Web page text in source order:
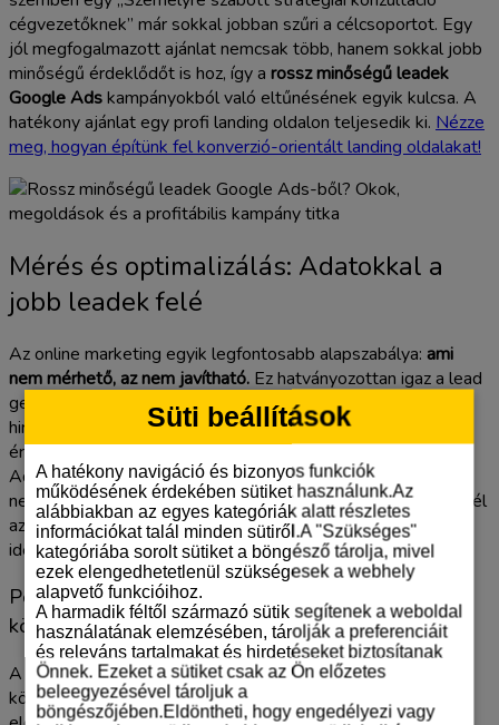
Süti beállítások
A hatékony navigáció és bizonyos funkciók
működésének érdekében sütiket használunk.Az
alábbiakban az egyes kategóriák alatt részletes
információkat talál minden sütiről.A "Szükséges"
kategóriába sorolt sütiket a böngésző tárolja, mivel
ezek elengedhetetlenül szükségesek a webhely
alapvető funkcióihoz.
A harmadik féltől származó sütik segítenek a weboldal
használatának elemzésében, tárolják a preferenciáit
és releváns tartalmakat és hirdetéseket biztosítanak
Önnek. Ezeket a sütiket csak az Ön előzetes
beleegyezésével tároljuk a
böngészőjében.Eldöntheti, hogy engedélyezi vagy
cégvezetőknek” már sokkal jobban szűri a célcsoportot. Egy
jól megfogalmazott ajánlat nemcsak több, hanem sokkal jobb
minőségű érdeklődőt is hoz, így a rossz minőségű leadek
Google Adskampányokból való eltűnésének egyik kulcsa. A
hatékony ajánlat egy profi landing oldalon teljesedik ki. Nézze
meg, hogyan építünk fel konverzió-orientált landing oldalakat!
Mérés és optimalizálás: Adatokkal a
jobb leadek felé
Az online marketing egyik legfontosabb alapszabálya: ami
nem mérhető, az nem javítható. Ez hatványozottan igaz a lead
generáló kampányokra. Ha nem látja tisztán, hogy melyik
hirdetés, kulcsszó vagy célcsoport hozza a valóban értékes
érdeklődőket, akkor csak a sötétben tapogatózik. A Google
Ads alapbeállításai gyakran csak a felszínt kapargatják, és
nem adnak elég információt a minőségi optimalizáláshoz. A cél
az, hogy megtanítsa a Google algoritmusának, milyen egy
ideális ügyfél, és ehhez adatokra van szükség.
Pontos konverziókövetés: Több, mint egy
köszönőoldal
A konverziókövetés beállítása nem merülhet ki egy
köszönőoldal mérésében. A precíz adatokhoz